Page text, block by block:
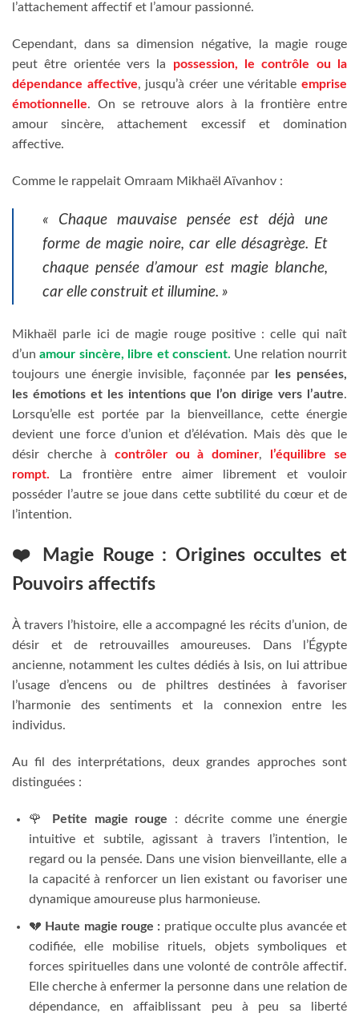
l’attachement affectif et l’amour passionné.
Cependant, dans sa dimension négative, la magie rouge
peut être orientée vers la possession, le contrôle ou la
dépendance affective, jusqu’à créer une véritableemprise
émotionnelle. On se retrouve alors à la frontière entre
amour sincère, attachement excessif et domination
affective.
Comme le rappelait Omraam Mikhaël Aïvanhov :
« Chaque mauvaise pensée est déjà une
forme de magie noire, car elle désagrège. Et
chaque pensée d’amour est magie blanche,
car elle construit et illumine. »
Mikhaël parle ici de magie rouge positive : celle qui naît
d’unamour sincère, libre et conscient. Une relation nourrit
toujours une énergie invisible, façonnée par les pensées,
les émotions et les intentions que l’on dirige vers l’autre.
Lorsqu’elle est portée par la bienveillance, cette énergie
devient une force d’union et d’élévation. Mais dès que le
désir cherche à contrôler ou à dominer, l’équilibre se
rompt. La frontière entre aimer librement et vouloir
posséder l’autre se joue dans cette subtilité du cœur et de
l’intention.
❤️ Magie Rouge : Origines occultes et
Pouvoirs affectifs
À travers l’histoire, elle a accompagné les récits d’union, de
désir et de retrouvailles amoureuses. Dans l’Égypte
ancienne, notamment les cultes dédiés à Isis, on lui attribue
l’usage d’encens ou de philtres destinées à favoriser
l’harmonie des sentiments et la connexion entre les
individus.
Au fil des interprétations, deux grandes approches sont
distinguées :
🌹 Petite magie rouge : décrite comme une énergie
intuitive et subtile, agissant à travers l’intention, le
regard ou la pensée. Dans une vision bienveillante, elle a
la capacité à renforcer un lien existant ou favoriser une
dynamique amoureuse plus harmonieuse.
💔 Haute magie rouge : pratique occulte plus avancée et
codifiée, elle mobilise rituels, objets symboliques et
forces spirituelles dans une volonté de contrôle affectif.
Elle cherche à enfermer la personne dans une relation de
dépendance, en affaiblissant peu à peu sa liberté